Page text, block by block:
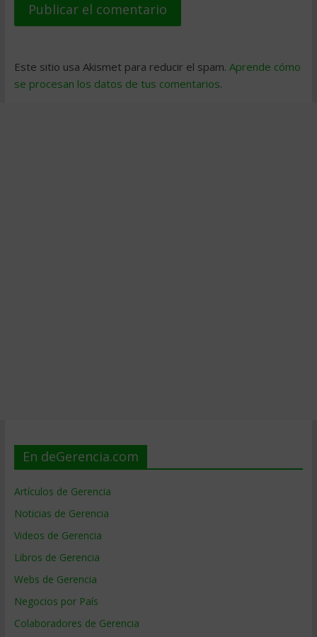
Este sitio usa Akismet para reducir el spam. Aprende cómo
se procesan los datos de tus comentarios.
En deGerencia.com
Artículos de Gerencia
Noticias de Gerencia
Videos de Gerencia
Libros de Gerencia
Webs de Gerencia
Negocios por País
Colaboradores de Gerencia